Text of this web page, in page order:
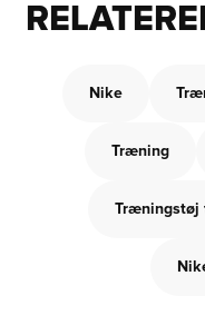
Nike
Træning
Træningstøj